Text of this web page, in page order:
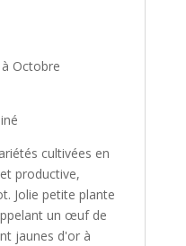
Octobre
cultivées en
productive,
Jolie petite plante
un œuf de
jaunes d'or à